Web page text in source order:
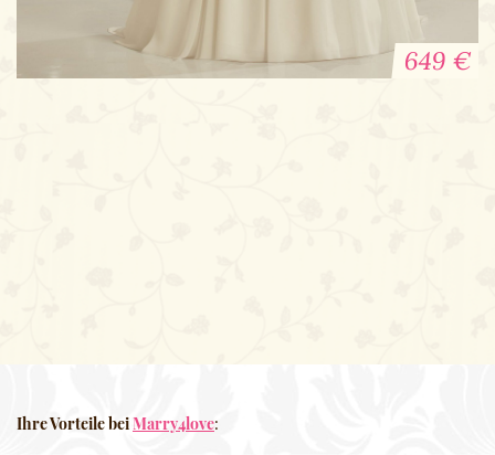
649 €
Ihre Vorteile beiMarry4love: